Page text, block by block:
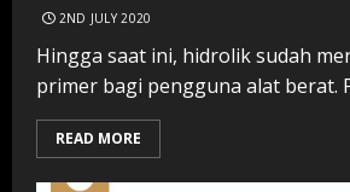
2ND JULY 2020
Hingga saat ini, hidrolik sudah
primer bagi pengguna alat berat.
READ MORE